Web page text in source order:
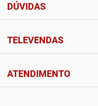
DÚVIDAS
TELEVENDAS
ATENDIMENTO